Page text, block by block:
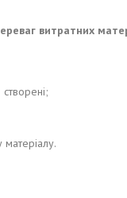
витратних